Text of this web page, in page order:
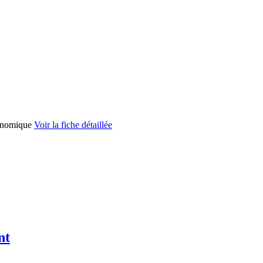
Voir la fiche détaillée